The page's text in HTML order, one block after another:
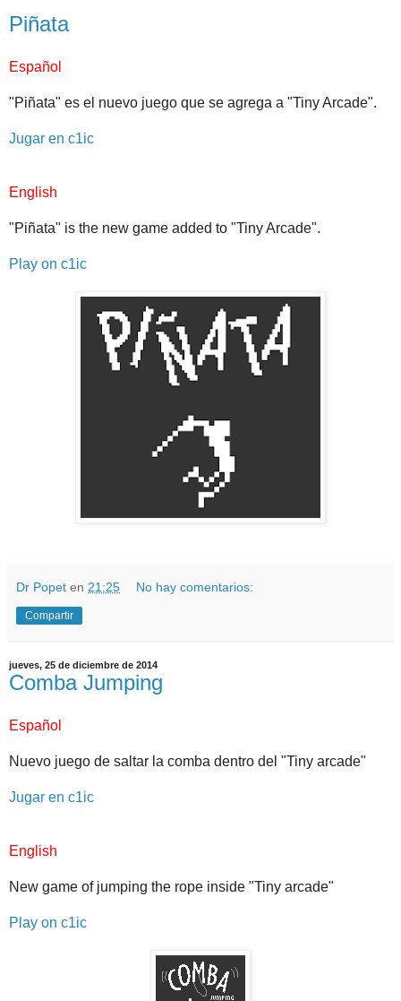
Piñata
Español
"Piñata" es el nuevo juego que se agrega a "Tiny Arcade".
Jugar en c1ic
English
"Piñata" is the new game added to "Tiny Arcade".
Play on c1ic
Dr Popet en 21:25 No hay comentarios:
Compartir
jueves, 25 de diciembre de 2014
Comba Jumping
Español
Nuevo juego de saltar la comba dentro del "Tiny arcade"
Jugar en c1ic
English
New game of jumping the rope inside "Tiny arcade"
Play on c1ic